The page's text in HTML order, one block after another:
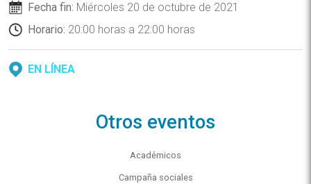
Fecha fin: Miércoles 20 de octubre de 2021
Horario: 20:00 horas a 22:00 horas
EN LÍNEA
Otros eventos
Académicos
Campaña sociales